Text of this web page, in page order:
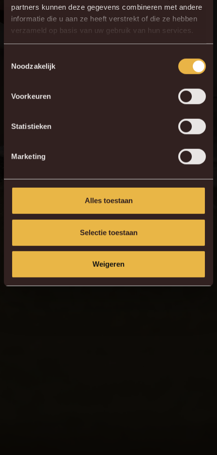
partners kunnen deze gegevens combineren met andere
informatie die u aan ze heeft verstrekt of die ze hebben
verzameld op basis van uw gebruik van hun services.
Noodzakelijk
Voorkeuren
Statistieken
Marketing
Alles toestaan
Selectie toestaan
Weigeren